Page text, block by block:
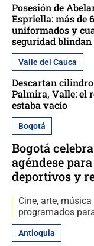
Posesión de
Espriella: más de
uniformados y
seguridad blindan
Valle del Cauca
Descartan
Palmira, Valle: el
estaba vacío
Bogotá
Bogotá
agéndese
deportivos y
Cine, arte,
programados
Antioquia